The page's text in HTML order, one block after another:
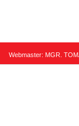
Webmaster: MGR.